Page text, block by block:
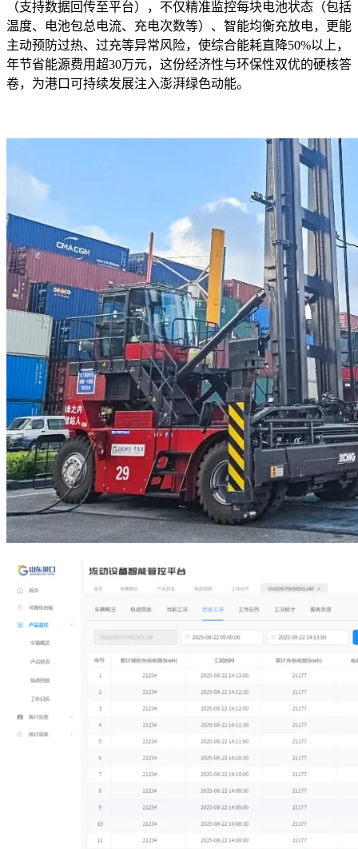
（支持数据回传至平台），不仅精准监控每块电池状态（包括
温度、电池包总电流、充电次数等）、智能均衡充放电，更能
主动预防过热、过充等异常风险，使综合能耗直降50%以上，
年节省能源费用超30万元，这份经济性与环保性双优的硬核答
卷，为港口可持续发展注入澎湃绿色动能。